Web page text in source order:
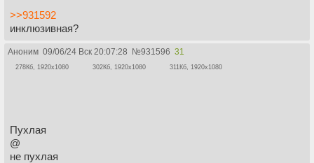
>>931592
инклюзивная?
Аноним 09/06/24 Вск 20:07:28 №931596 31
278Кб, 1920x1080 302Кб, 1920x1080 311Кб, 1920x1080
Пухлая
@
не пухлая